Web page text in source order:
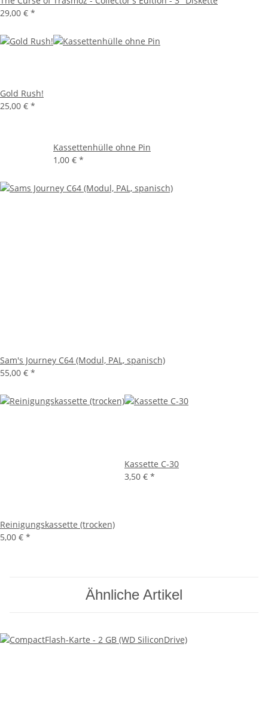
29,00 € *
Gold Rush!
25,00 € *
Kassettenhülle ohne Pin
1,00 € *
Sam's Journey C64 (Modul, PAL, spanisch)
55,00 € *
Reinigungskassette (trocken)
5,00 € *
Kassette C-30
3,50 € *
Ähnliche Artikel